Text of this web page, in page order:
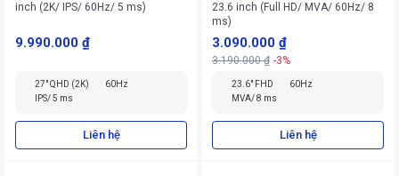
inch (2K/ IPS/ 60Hz/ 5 ms)
9.990.000 ₫
27" QHD (2K)
60Hz
IPS/ 5 ms
Liên hệ
23.6 inch (Full HD/ MVA/ 60Hz/ 8
ms)
3.090.000 ₫
3.190.000 ₫ -3%
23.6" FHD
60Hz
MVA/ 8 ms
Liên hệ